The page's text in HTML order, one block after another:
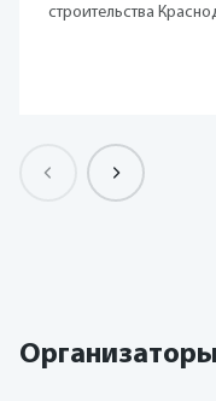
строительства
Организаторы